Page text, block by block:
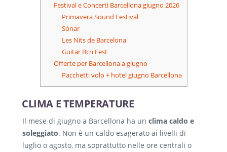
Festival e Concerti Barcellona giugno 2026
Primavera Sound Festival
Sónar
Les Nits de Barcelona
Guitar Bcn Fest
Offerte per Barcellona a giugno
Pacchetti volo + hotel giugno Barcellona
CLIMA E TEMPERATURE
Il mese di giugno a Barcellona ha un clima caldo e
soleggiato. Non è un caldo esagerato ai livelli di
luglio o agosto, ma soprattutto nelle ore centrali o